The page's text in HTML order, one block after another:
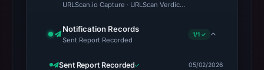
URLScan.io Capture · URLScan Verdict · Cloudflare Radar
Notification Records
Sent Report Recorded
1/1 ✓
Sent Report Recorded 05/02/2026